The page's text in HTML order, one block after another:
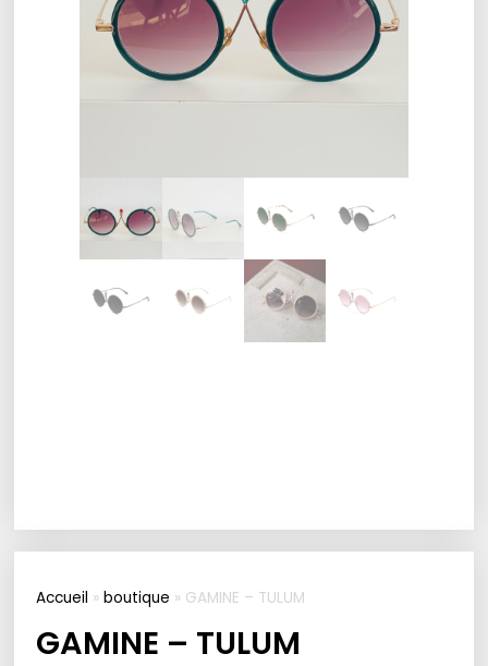
Accueil »boutique » GAMINE – TULUM
GAMINE – TULUM